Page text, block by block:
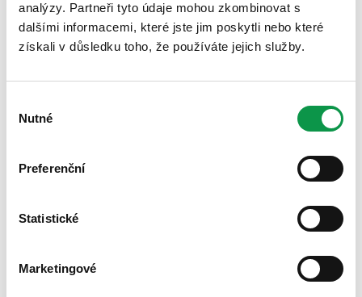
analýzy. Partneři tyto údaje mohou zkombinovat s
dalšími informacemi, které jste jim poskytli nebo které
získali v důsledku toho, že používáte jejich služby.
souhlasu
Nutné
Preferenční
Statistické
Marketingové